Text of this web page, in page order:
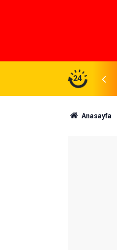
24
Gerekenler: Telegram
Anasayfa